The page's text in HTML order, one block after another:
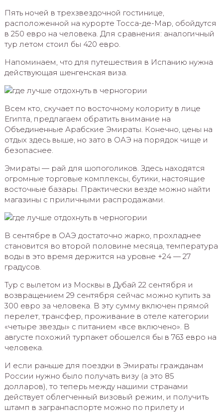
Пять ночей в трехзвездочной гостинице,
расположенной на курорте Тосса-де-Мар, обойдутся
в 250 евро на человека. Для сравнения: аналогичный
тур летом стоил бы 420 евро.
Напоминаем, что для путешествия в Испанию нужна
действующая шенгенская виза.
Всем кто, скучает по восточному колориту в лице
Египта, предлагаем обратить внимание на
Объединенные Арабские Эмираты. Конечно, цены на
отдых здесь выше, но зато в ОАЭ на порядок чище и
безопаснее.
Эмираты — рай для шопоголиков. Здесь находятся
огромные торговые комплексы, бутики, настоящие
восточные базары. Практически везде можно найти
магазины с приличными распродажами.
В сентябре в ОАЭ достаточно жарко, прохладнее
становится во второй половине месяца, температура
воды в это время держится на уровне +24 — 27
градусов.
Тур с вылетом из Москвы в Дубай 22 сентября и
возвращением 29 сентября сейчас можно купить за
300 евро за человека. В эту сумму включен прямой
перелет, трансфер, проживание в отеле категории
«четыре звезды» с питанием «все включено». В
августе похожий турпакет обошелся бы в 763 евро на
человека.
И если раньше для поездки в Эмираты гражданам
России нужно было получать визу (а это 85
долларов), то теперь между нашими странами
действует облегченный визовый режим, и получить
штамп в загранпаспорте можно по прилету и